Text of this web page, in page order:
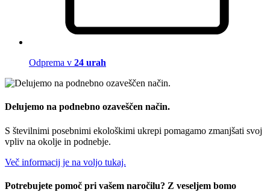
Odprema v 24 urah
Delujemo na podnebno ozaveščen način.
S številnimi posebnimi ekološkimi ukrepi pomagamo zmanjšati svoj
vpliv na okolje in podnebje.
Več informacij je na voljo tukaj.
Potrebujete pomoč pri vašem naročilu? Z veseljem bomo